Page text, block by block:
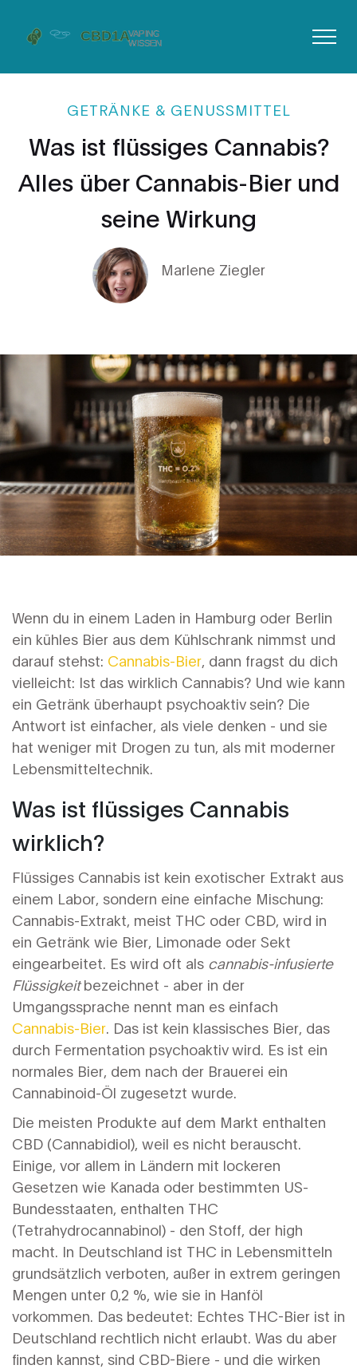
GETRÄNKE & GENUSSMITTEL
Was ist flüssiges Cannabis?
Alles über Cannabis-Bier und
seine Wirkung
Marlene Ziegler
Wenn du in einem Laden in Hamburg oder Berlin
ein kühles Bier aus dem Kühlschrank nimmst und
darauf stehst: Cannabis-Bier, dann fragst du dich
vielleicht: Ist das wirklich Cannabis? Und wie kann
ein Getränk überhaupt psychoaktiv sein? Die
Antwort ist einfacher, als viele denken - und sie
hat weniger mit Drogen zu tun, als mit moderner
Lebensmitteltechnik.
Was ist flüssiges Cannabis
wirklich?
Flüssiges Cannabis ist kein exotischer Extrakt aus
einem Labor, sondern eine einfache Mischung:
Cannabis-Extrakt, meist THC oder CBD, wird in
ein Getränk wie Bier, Limonade oder Sekt
eingearbeitet. Es wird oft als cannabis-infusierte
Flüssigkeitbezeichnet - aber in der
Umgangssprache nennt man es einfach
Cannabis-Bier. Das ist kein klassisches Bier, das
durch Fermentation psychoaktiv wird. Es ist ein
normales Bier, dem nach der Brauerei ein
Cannabinoid-Öl zugesetzt wurde.
Die meisten Produkte auf dem Markt enthalten
CBD (Cannabidiol), weil es nicht berauscht.
Einige, vor allem in Ländern mit lockeren
Gesetzen wie Kanada oder bestimmten US-
Bundesstaaten, enthalten THC
(Tetrahydrocannabinol) - den Stoff, der high
macht. In Deutschland ist THC in Lebensmitteln
grundsätzlich verboten, außer in extrem geringen
Mengen unter 0,2 %, wie sie in Hanföl
vorkommen. Das bedeutet: Echtes THC-Bier ist in
Deutschland rechtlich nicht erlaubt. Was du aber
finden kannst, sind CBD-Biere - und die wirken